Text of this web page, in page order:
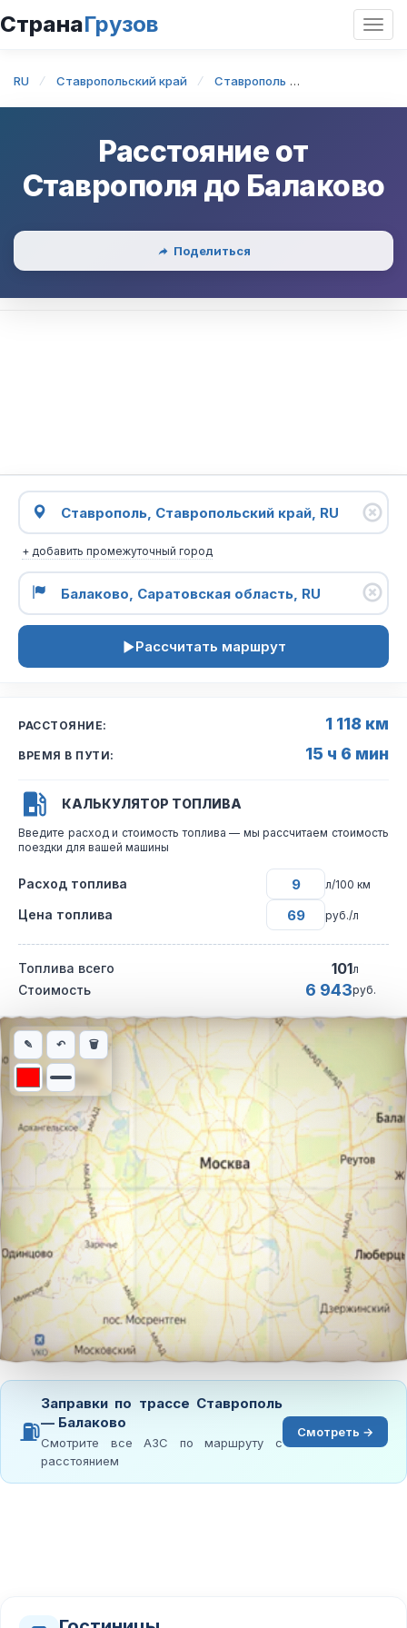
СтранаГрузов
RU Ставропольский край Ставрополь
Расстояние от
Ставрополя до Балаково
Поделиться
+ добавить промежуточный город
Рассчитать маршрут
РАССТОЯНИЕ: 1 118 км
ВРЕМЯ В ПУТИ: 15 ч 6 мин
КАЛЬКУЛЯТОР ТОПЛИВА
Введите расход и стоимость топлива — мы рассчитаем стоимость
поездки для вашей машины
Расход топлива л/100 км
Цена топлива руб./л
Топлива всего 101л
Стоимость 6 943руб.
Интерактивная карта автомобильного маршрута из города
✎ ↶ 🗑
⛽
Заправки по трассе Ставрополь
— Балаково
Смотрите все АЗС по маршруту с
расстоянием
Смотреть →